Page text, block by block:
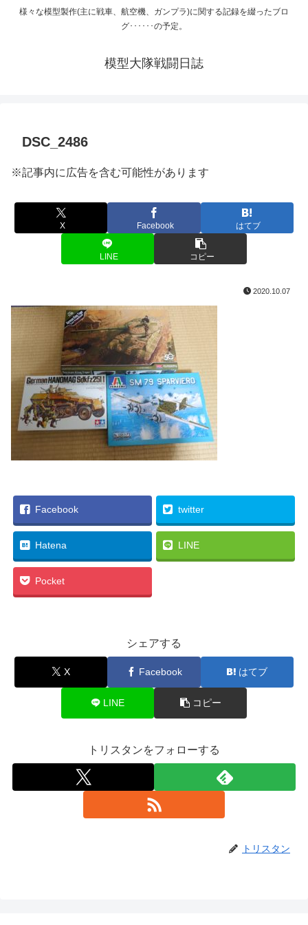
様々な模型製作(主に戦車、航空機、ガンプラ)に関する記録を綴ったブロ
グ･･････の予定。
模型大隊戦闘日誌
DSC_2486
※記事内に広告を含む可能性があります
X Facebook はてブ
LINE コピー
2020.10.07
Facebook twitter
Hatena LINE
Pocket
シェアする
X Facebook はてブ
LINE コピー
トリスタンをフォローする
トリスタン